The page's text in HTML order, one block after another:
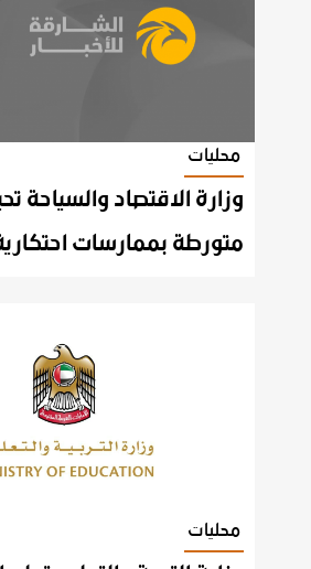
محليات
وزارة الاقتصاد والسياحة
محليات